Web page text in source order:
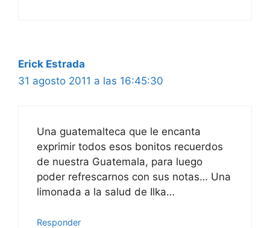
Erick Estrada
31 agosto 2011 a las 16:45:30
Una guatemalteca que le encanta
exprimir todos esos bonitos recuerdos
de nuestra Guatemala, para luego
poder refrescarnos con sus notas… Una
limonada a la salud de Ilka…
Responder